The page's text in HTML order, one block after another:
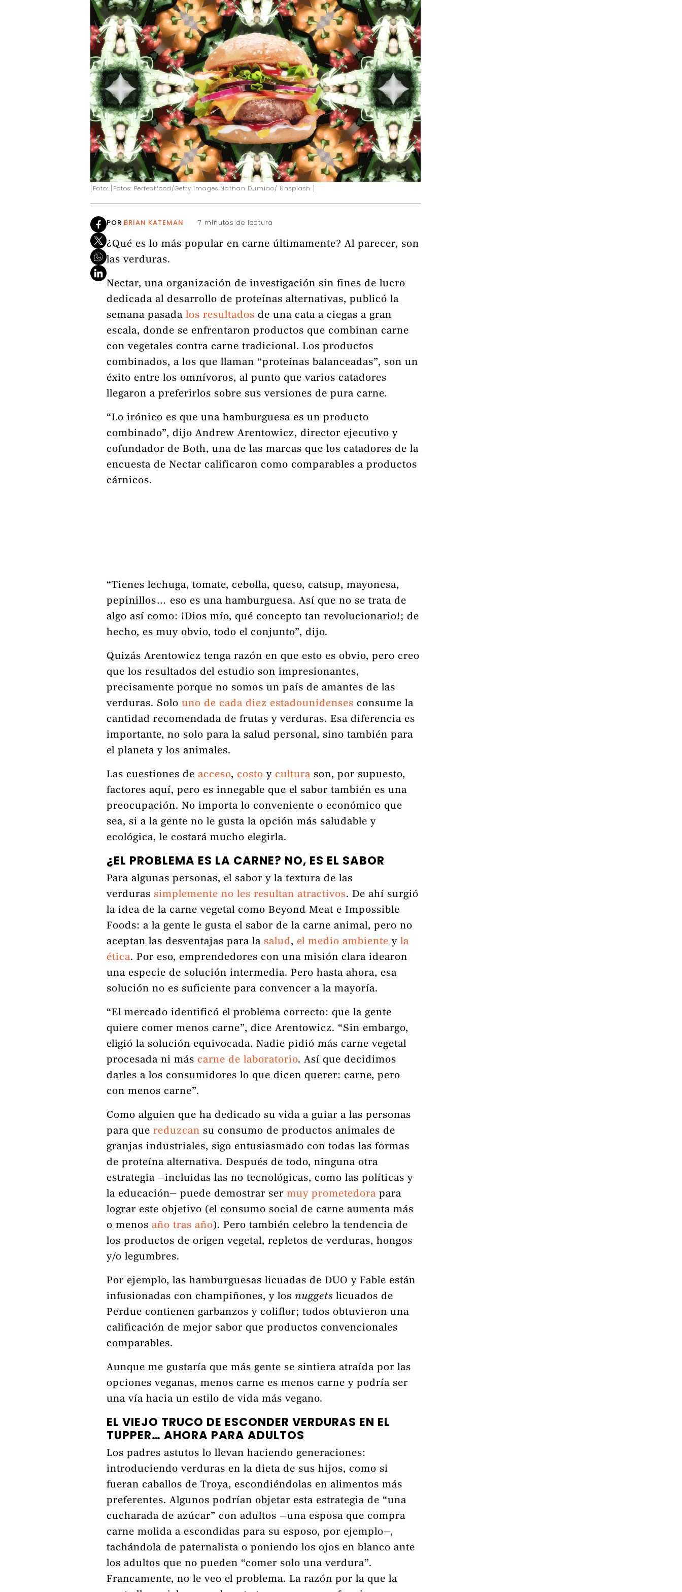
[Foto: [Fotos: Perfectfood/Getty Images Nathan Dumlao/ Unsplash ]
POR BRIAN KATEMAN 7 minutos de lectura
¿Qué es lo más popular en carne últimamente? Al parecer, son
las verduras.
Nectar, una organización de investigación sin fines de lucro
dedicada al desarrollo de proteínas alternativas, publicó la
semana pasada los resultados de una cata a ciegas a gran
escala, donde se enfrentaron productos que combinan carne
con vegetales contra carne tradicional. Los productos
combinados, a los que llaman “proteínas balanceadas”, son un
éxito entre los omnívoros, al punto que varios catadores
llegaron a preferirlos sobre sus versiones de pura carne.
“Lo irónico es que una hamburguesa es un producto
combinado”, dijo Andrew Arentowicz, director ejecutivo y
cofundador de Both, una de las marcas que los catadores de la
encuesta de Nectar calificaron como comparables a productos
cárnicos.
“Tienes lechuga, tomate, cebolla, queso, catsup, mayonesa,
pepinillos… eso es una hamburguesa. Así que no se trata de
algo así como: ¡Dios mío, qué concepto tan revolucionario!; de
hecho, es muy obvio, todo el conjunto”, dijo.
Quizás Arentowicz tenga razón en que esto es obvio, pero creo
que los resultados del estudio son impresionantes,
precisamente porque no somos un país de amantes de las
verduras. Solo uno de cada diez estadounidenses consume la
cantidad recomendada de frutas y verduras. Esa diferencia es
importante, no solo para la salud personal, sino también para
el planeta y los animales.
Las cuestiones de acceso, costo y cultura son, por supuesto,
factores aquí, pero es innegable que el sabor también es una
preocupación. No importa lo conveniente o económico que
sea, si a la gente no le gusta la opción más saludable y
ecológica, le costará mucho elegirla.
¿EL PROBLEMA ES LA CARNE? NO, ES EL SABOR
Para algunas personas, el sabor y la textura de las
verduras simplemente no les resultan atractivos. De ahí surgió
la idea de la carne vegetal como Beyond Meat e Impossible
Foods: a la gente le gusta el sabor de la carne animal, pero no
aceptan las desventajas para la salud, el medio ambiente y la
ética. Por eso, emprendedores con una misión clara idearon
una especie de solución intermedia. Pero hasta ahora, esa
solución no es suficiente para convencer a la mayoría.
“El mercado identificó el problema correcto: que la gente
quiere comer menos carne”, dice Arentowicz. “Sin embargo,
eligió la solución equivocada. Nadie pidió más carne vegetal
procesada ni más carne de laboratorio. Así que decidimos
darles a los consumidores lo que dicen querer: carne, pero
con menos carne”.
Como alguien que ha dedicado su vida a guiar a las personas
para que reduzcan su consumo de productos animales de
granjas industriales, sigo entusiasmado con todas las formas
de proteína alternativa. Después de todo, ninguna otra
estrategia —incluidas las no tecnológicas, como las políticas y
la educación— puede demostrar ser muy prometedora para
lograr este objetivo (el consumo social de carne aumenta más
o menos año tras año ). Pero también celebro la tendencia de
los productos de origen vegetal, repletos de verduras, hongos
y/o legumbres.
Por ejemplo, las hamburguesas licuadas de DUO y Fable están
infusionadas con champiñones, y los nuggets licuados de
Perdue contienen garbanzos y coliflor; todos obtuvieron una
calificación de mejor sabor que productos convencionales
comparables.
Aunque me gustaría que más gente se sintiera atraída por las
opciones veganas, menos carne es menos carne y podría ser
una vía hacia un estilo de vida más vegano.
EL VIEJO TRUCO DE ESCONDER VERDURAS EN EL
TUPPER… AHORA PARA ADULTOS
Los padres astutos lo llevan haciendo generaciones:
introduciendo verduras en la dieta de sus hijos, como si
fueran caballos de Troya, escondiéndolas en alimentos más
preferentes. Algunos podrían objetar esta estrategia de “una
cucharada de azúcar” con adultos —una esposa que compra
carne molida a escondidas para su esposo, por ejemplo—,
tachándola de paternalista o poniendo los ojos en blanco ante
los adultos que no pueden “comer solo una verdura”.
Francamente, no le veo el problema. La razón por la que la